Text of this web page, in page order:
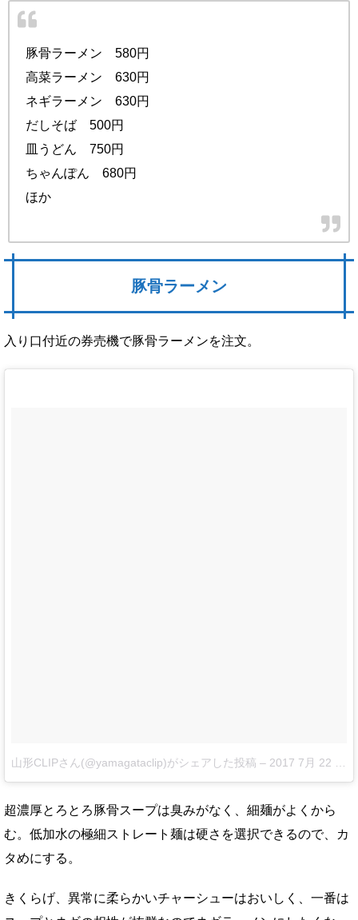
豚骨ラーメン 580円
高菜ラーメン 630円
ネギラーメン 630円
だしそば 500円
皿うどん 750円
ちゃんぽん 680円
ほか
豚骨ラーメン
入り口付近の券売機で豚骨ラーメンを注文。
山形CLIPさん(@yamagataclip)がシェアした投稿 – 2017 7月 22 10:15午後 PDT
超濃厚とろとろ豚骨スープは臭みがなく、細麺がよくから
む。低加水の極細ストレート麺は硬さを選択できるので、カ
タめにする。
きくらげ、異常に柔らかいチャーシューはおいしく、一番は